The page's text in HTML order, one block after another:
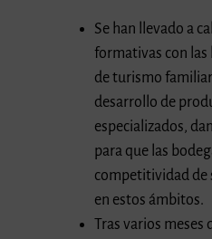
Se han llevado a
formativas con las
de turismo
desarrollo de
especializados,
para que las
competitividad de
en estos ámbitos.
Tras varios meses